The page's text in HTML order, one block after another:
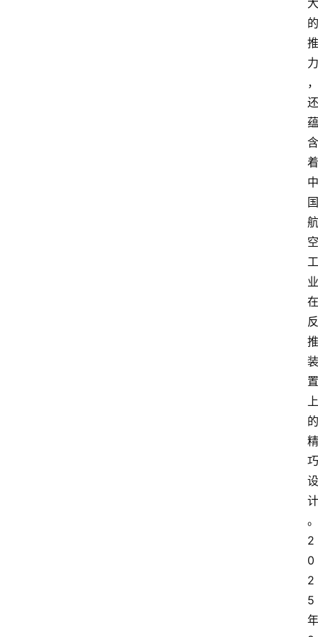
大
的
推
力
，
还
蕴
含
着
中
国
航
空
工
业
在
反
推
装
置
上
的
精
巧
设
计
。
2
0
2
5
年